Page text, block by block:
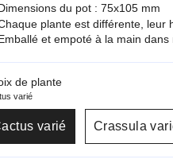
du pot : 75x105 mm
plante est différente, leur
et empoté à la main
de plante
varié
varié Crassula